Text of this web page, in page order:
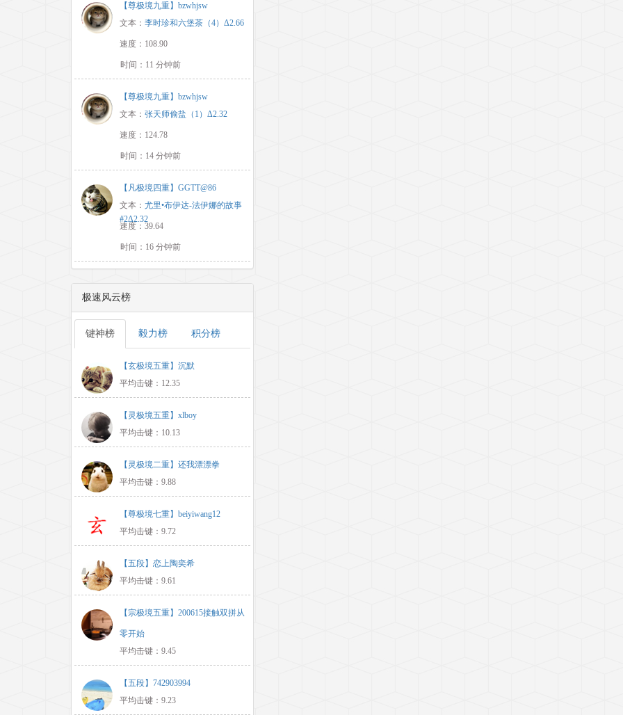
【尊极境九重】bzwhjsw
文本： 李时珍和六堡茶（4）Δ2.66
速度：108.90
时间：11 分钟前
【尊极境九重】bzwhjsw
文本： 张天师偷盐（1）Δ2.32
速度：124.78
时间：14 分钟前
【凡极境四重】GGTT@86
文本： 尤里•布伊达-法伊娜的故事
#2Δ2.32
速度：39.64
时间：16 分钟前
极速风云榜
键神榜 毅力榜 积分榜
【玄极境五重】沉默
平均击键：12.35
【灵极境五重】xlboy
平均击键：10.13
【灵极境二重】还我漂漂拳
平均击键：9.88
【尊极境七重】beiyiwang12
平均击键：9.72
【五段】恋上陶奕希
平均击键：9.61
【宗极境五重】200615接触双拼从
零开始
平均击键：9.45
【五段】742903994
平均击键：9.23